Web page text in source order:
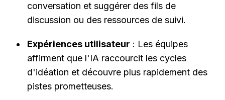
conversation et suggérer des fils de
discussion ou des ressources de suivi.
Expériences utilisateur : Les équipes
affirment que l'IA raccourcit les cycles
d'idéation et découvre plus rapidement des
pistes prometteuses.